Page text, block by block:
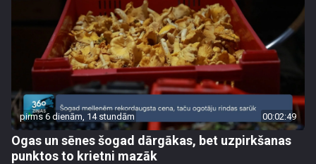
pirms 6 dienām, 14 stundām 00:02:49
Ogas un sēnes šogad dārgākas, bet uzpirkšanas
punktos to krietni mazāk